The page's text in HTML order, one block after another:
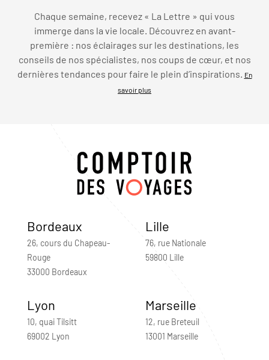
Chaque semaine, recevez « La Lettre » qui vous
immerge dans la vie locale. Découvrez en avant-
première : nos éclairages sur les destinations, les
conseils de nos spécialistes, nos coups de cœur, et nos
dernières tendances pour faire le plein d’inspirations.
En
savoir plus
Bordeaux
26, cours du Chapeau-
Rouge
33000 Bordeaux
Lille
76, rue Nationale
59800 Lille
Lyon
10, quai Tilsitt
69002 Lyon
Marseille
12, rue Breteuil
13001 Marseille